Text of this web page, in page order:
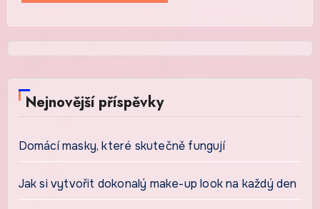
Nejnovější příspěvky
Domácí masky, které skutečně fungují
Jak si vytvořit dokonalý make-up look na každý den